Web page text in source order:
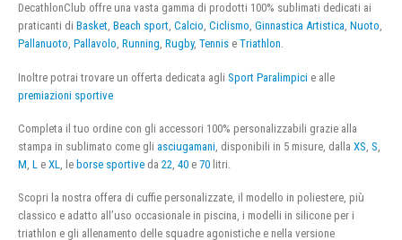
DecathlonClub offre una vasta gamma di prodotti 100% sublimati dedicati ai
praticanti di Basket, Beach sport, Calcio, Ciclismo, Ginnastica Artistica, Nuoto,
Pallanuoto, Pallavolo, Running, Rugby, Tennis e Triathlon.
Inoltre potrai trovare un offerta dedicata agli Sport Paralimpici e alle
premiazioni sportive
Completa il tuo ordine con gli accessori 100% personalizzabili grazie alla
stampa in sublimato come gli asciugamani , disponibili in 5 misure, dalla XS S
M L e XL , le borse sportive da 22 40 e 70 litri.
Scopri la nostra offera di cuffie personalizzate, il modello in poliestere, più
classico e adatto all’uso occasionale in piscina, i modelli in silicone per i
triathlon e gli allenamento delle squadre agonistiche e nella versione